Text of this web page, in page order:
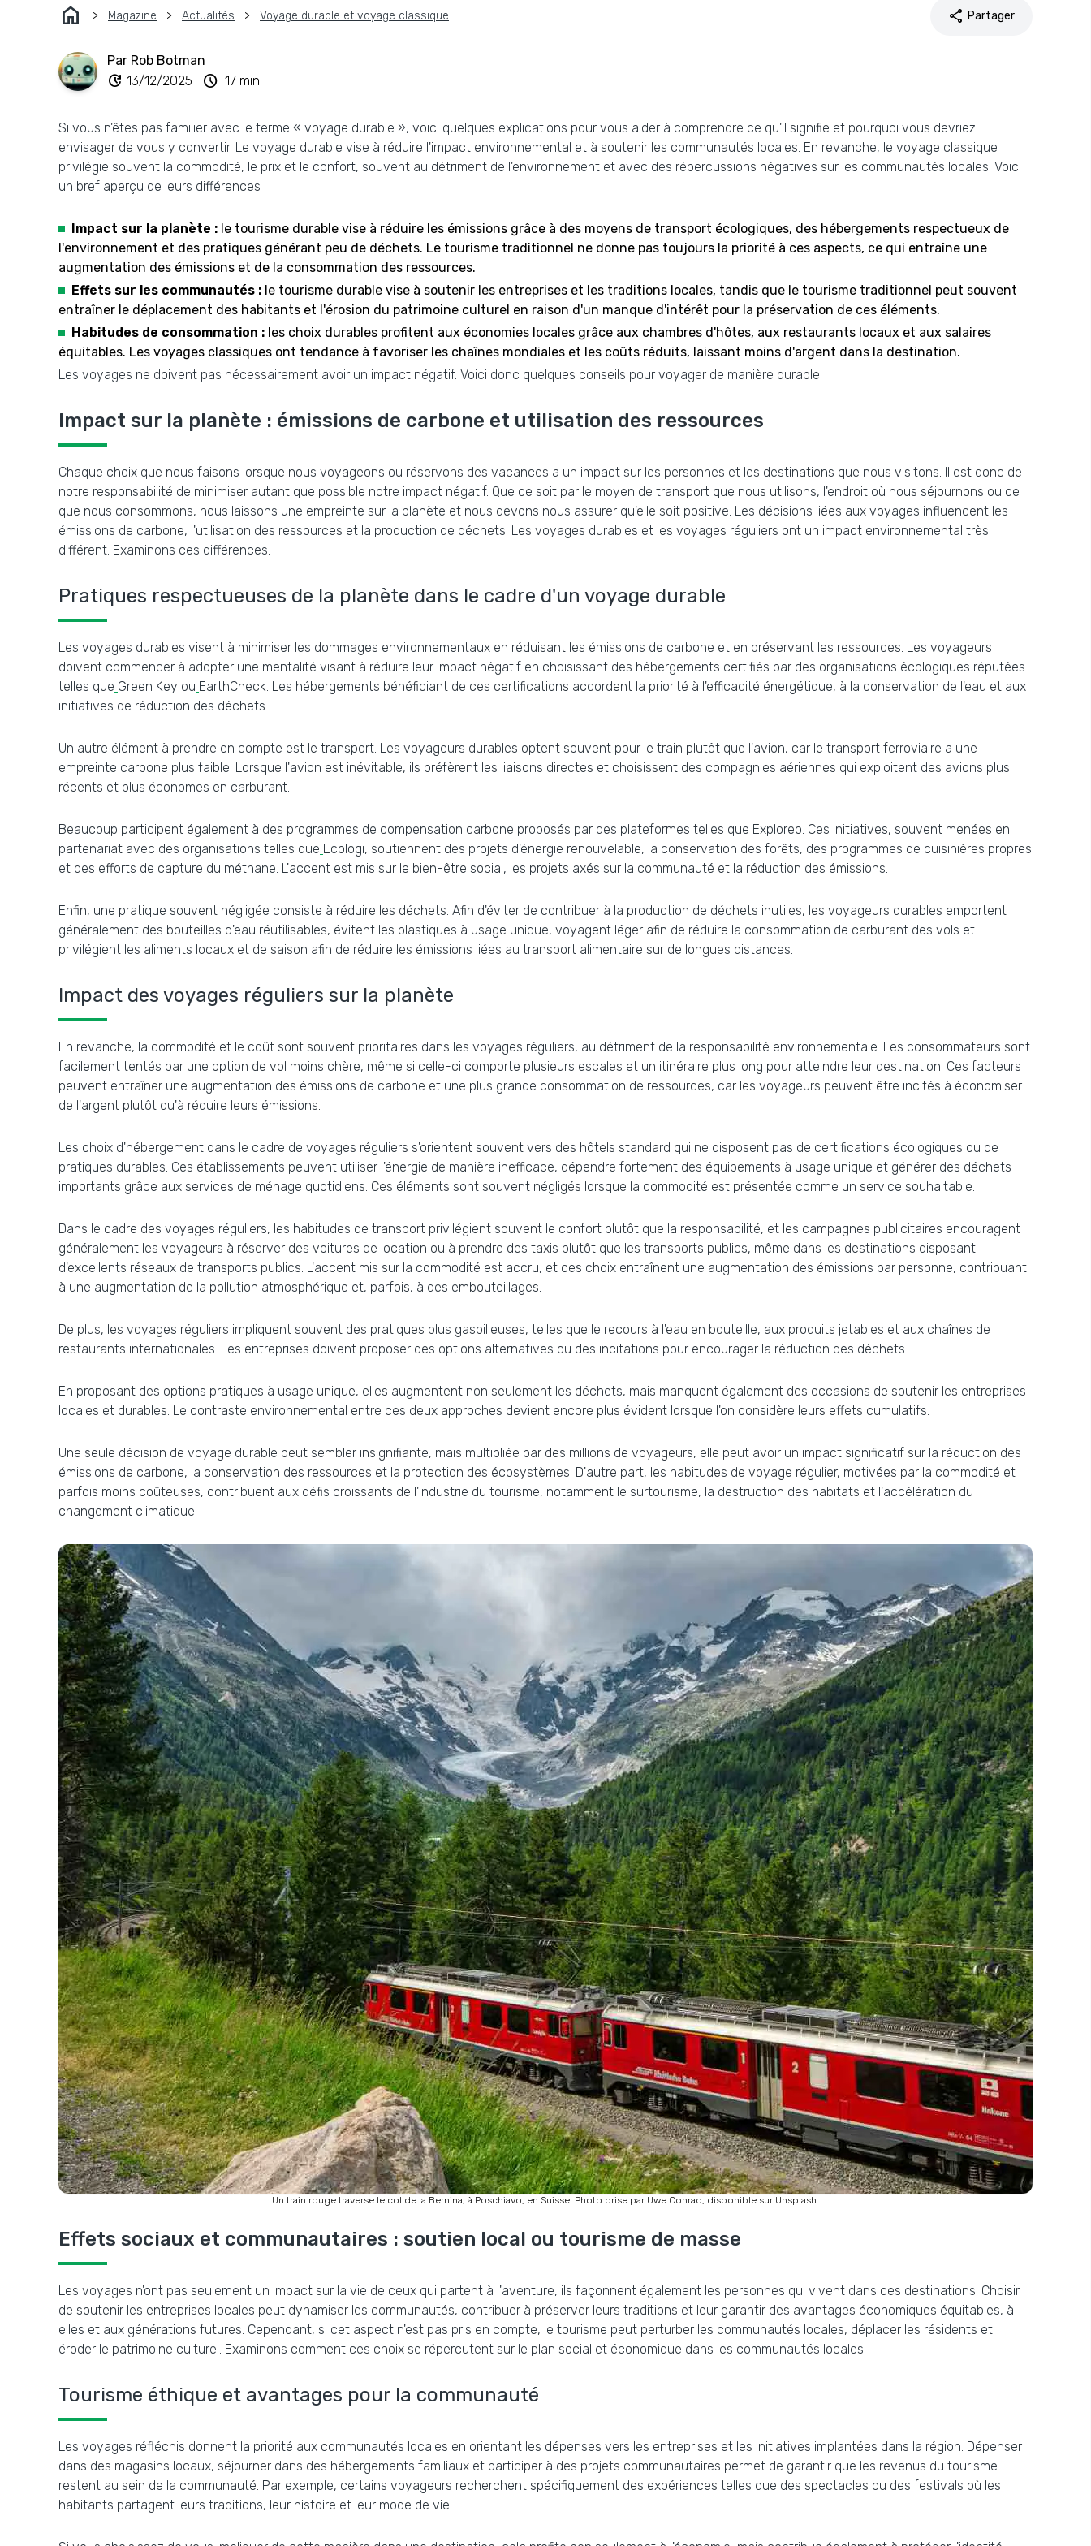
home Magazine Actualités Voyage durable et voyage classique share Partager
Par Rob Botman
update 13/12/2025 schedule 17 min
Si vous n'êtes pas familier avec le terme « voyage durable », voici quelques explications pour vous aider à comprendre ce qu'il signifie et pourquoi vous devriez
envisager de vous y convertir. Le voyage durable vise à réduire l'impact environnemental et à soutenir les communautés locales. En revanche, le voyage classique
privilégie souvent la commodité, le prix et le confort, souvent au détriment de l'environnement et avec des répercussions négatives sur les communautés locales. Voici
un bref aperçu de leurs différences :
Impact sur la planète : le tourisme durable vise à réduire les émissions grâce à des moyens de transport écologiques, des hébergements respectueux de
l'environnement et des pratiques générant peu de déchets. Le tourisme traditionnel ne donne pas toujours la priorité à ces aspects, ce qui entraîne une
augmentation des émissions et de la consommation des ressources.
Effets sur les communautés : le tourisme durable vise à soutenir les entreprises et les traditions locales, tandis que le tourisme traditionnel peut souvent
entraîner le déplacement des habitants et l'érosion du patrimoine culturel en raison d'un manque d'intérêt pour la préservation de ces éléments.
Habitudes de consommation : les choix durables profitent aux économies locales grâce aux chambres d'hôtes, aux restaurants locaux et aux salaires
équitables. Les voyages classiques ont tendance à favoriser les chaînes mondiales et les coûts réduits, laissant moins d'argent dans la destination.
Les voyages ne doivent pas nécessairement avoir un impact négatif. Voici donc quelques conseils pour voyager de manière durable.
Impact sur la planète : émissions de carbone et utilisation des ressources
Chaque choix que nous faisons lorsque nous voyageons ou réservons des vacances a un impact sur les personnes et les destinations que nous visitons. Il est donc de
notre responsabilité de minimiser autant que possible notre impact négatif. Que ce soit par le moyen de transport que nous utilisons, l'endroit où nous séjournons ou ce
que nous consommons, nous laissons une empreinte sur la planète et nous devons nous assurer qu'elle soit positive. Les décisions liées aux voyages influencent les
émissions de carbone, l'utilisation des ressources et la production de déchets. Les voyages durables et les voyages réguliers ont un impact environnemental très
différent. Examinons ces différences.
Pratiques respectueuses de la planète dans le cadre d'un voyage durable
Les voyages durables visent à minimiser les dommages environnementaux en réduisant les émissions de carbone et en préservant les ressources. Les voyageurs
doivent commencer à adopter une mentalité visant à réduire leur impact négatif en choisissant des hébergements certifiés par des organisations écologiques réputées
telles que Green Key ou EarthCheck. Les hébergements bénéficiant de ces certifications accordent la priorité à l'efficacité énergétique, à la conservation de l'eau et aux
initiatives de réduction des déchets.
Un autre élément à prendre en compte est le transport. Les voyageurs durables optent souvent pour le train plutôt que l'avion, car le transport ferroviaire a une
empreinte carbone plus faible. Lorsque l'avion est inévitable, ils préfèrent les liaisons directes et choisissent des compagnies aériennes qui exploitent des avions plus
récents et plus économes en carburant.
Beaucoup participent également à des programmes de compensation carbone proposés par des plateformes telles que Exploreo. Ces initiatives, souvent menées en
partenariat avec des organisations telles que Ecologi, soutiennent des projets d'énergie renouvelable, la conservation des forêts, des programmes de cuisinières propres
et des efforts de capture du méthane. L'accent est mis sur le bien-être social, les projets axés sur la communauté et la réduction des émissions.
Enfin, une pratique souvent négligée consiste à réduire les déchets. Afin d'éviter de contribuer à la production de déchets inutiles, les voyageurs durables emportent
généralement des bouteilles d'eau réutilisables, évitent les plastiques à usage unique, voyagent léger afin de réduire la consommation de carburant des vols et
privilégient les aliments locaux et de saison afin de réduire les émissions liées au transport alimentaire sur de longues distances.
Impact des voyages réguliers sur la planète
En revanche, la commodité et le coût sont souvent prioritaires dans les voyages réguliers, au détriment de la responsabilité environnementale. Les consommateurs sont
facilement tentés par une option de vol moins chère, même si celle-ci comporte plusieurs escales et un itinéraire plus long pour atteindre leur destination. Ces facteurs
peuvent entraîner une augmentation des émissions de carbone et une plus grande consommation de ressources, car les voyageurs peuvent être incités à économiser
de l'argent plutôt qu'à réduire leurs émissions.
Les choix d'hébergement dans le cadre de voyages réguliers s'orientent souvent vers des hôtels standard qui ne disposent pas de certifications écologiques ou de
pratiques durables. Ces établissements peuvent utiliser l'énergie de manière inefficace, dépendre fortement des équipements à usage unique et générer des déchets
importants grâce aux services de ménage quotidiens. Ces éléments sont souvent négligés lorsque la commodité est présentée comme un service souhaitable.
Dans le cadre des voyages réguliers, les habitudes de transport privilégient souvent le confort plutôt que la responsabilité, et les campagnes publicitaires encouragent
généralement les voyageurs à réserver des voitures de location ou à prendre des taxis plutôt que les transports publics, même dans les destinations disposant
d'excellents réseaux de transports publics. L'accent mis sur la commodité est accru, et ces choix entraînent une augmentation des émissions par personne, contribuant
à une augmentation de la pollution atmosphérique et, parfois, à des embouteillages.
De plus, les voyages réguliers impliquent souvent des pratiques plus gaspilleuses, telles que le recours à l'eau en bouteille, aux produits jetables et aux chaînes de
restaurants internationales. Les entreprises doivent proposer des options alternatives ou des incitations pour encourager la réduction des déchets.
En proposant des options pratiques à usage unique, elles augmentent non seulement les déchets, mais manquent également des occasions de soutenir les entreprises
locales et durables. Le contraste environnemental entre ces deux approches devient encore plus évident lorsque l'on considère leurs effets cumulatifs.
Une seule décision de voyage durable peut sembler insignifiante, mais multipliée par des millions de voyageurs, elle peut avoir un impact significatif sur la réduction des
émissions de carbone, la conservation des ressources et la protection des écosystèmes. D'autre part, les habitudes de voyage régulier, motivées par la commodité et
parfois moins coûteuses, contribuent aux défis croissants de l'industrie du tourisme, notamment le surtourisme, la destruction des habitats et l'accélération du
changement climatique.
Un train rouge traverse le col de la Bernina, à Poschiavo, en Suisse. Photo prise par Uwe Conrad, disponible sur Unsplash.
Effets sociaux et communautaires : soutien local ou tourisme de masse
Les voyages n'ont pas seulement un impact sur la vie de ceux qui partent à l'aventure, ils façonnent également les personnes qui vivent dans ces destinations. Choisir
de soutenir les entreprises locales peut dynamiser les communautés, contribuer à préserver leurs traditions et leur garantir des avantages économiques équitables, à
elles et aux générations futures. Cependant, si cet aspect n'est pas pris en compte, le tourisme peut perturber les communautés locales, déplacer les résidents et
éroder le patrimoine culturel. Examinons comment ces choix se répercutent sur le plan social et économique dans les communautés locales.
Tourisme éthique et avantages pour la communauté
Les voyages réfléchis donnent la priorité aux communautés locales en orientant les dépenses vers les entreprises et les initiatives implantées dans la région. Dépenser
dans des magasins locaux, séjourner dans des hébergements familiaux et participer à des projets communautaires permet de garantir que les revenus du tourisme
restent au sein de la communauté. Par exemple, certains voyageurs recherchent spécifiquement des expériences telles que des spectacles ou des festivals où les
habitants partagent leurs traditions, leur histoire et leur mode de vie.